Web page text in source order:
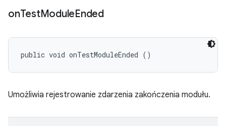
onTestModuleEnded
public void onTestModuleEnded ()
Umożliwia rejestrowanie zdarzenia zakończenia modułu.